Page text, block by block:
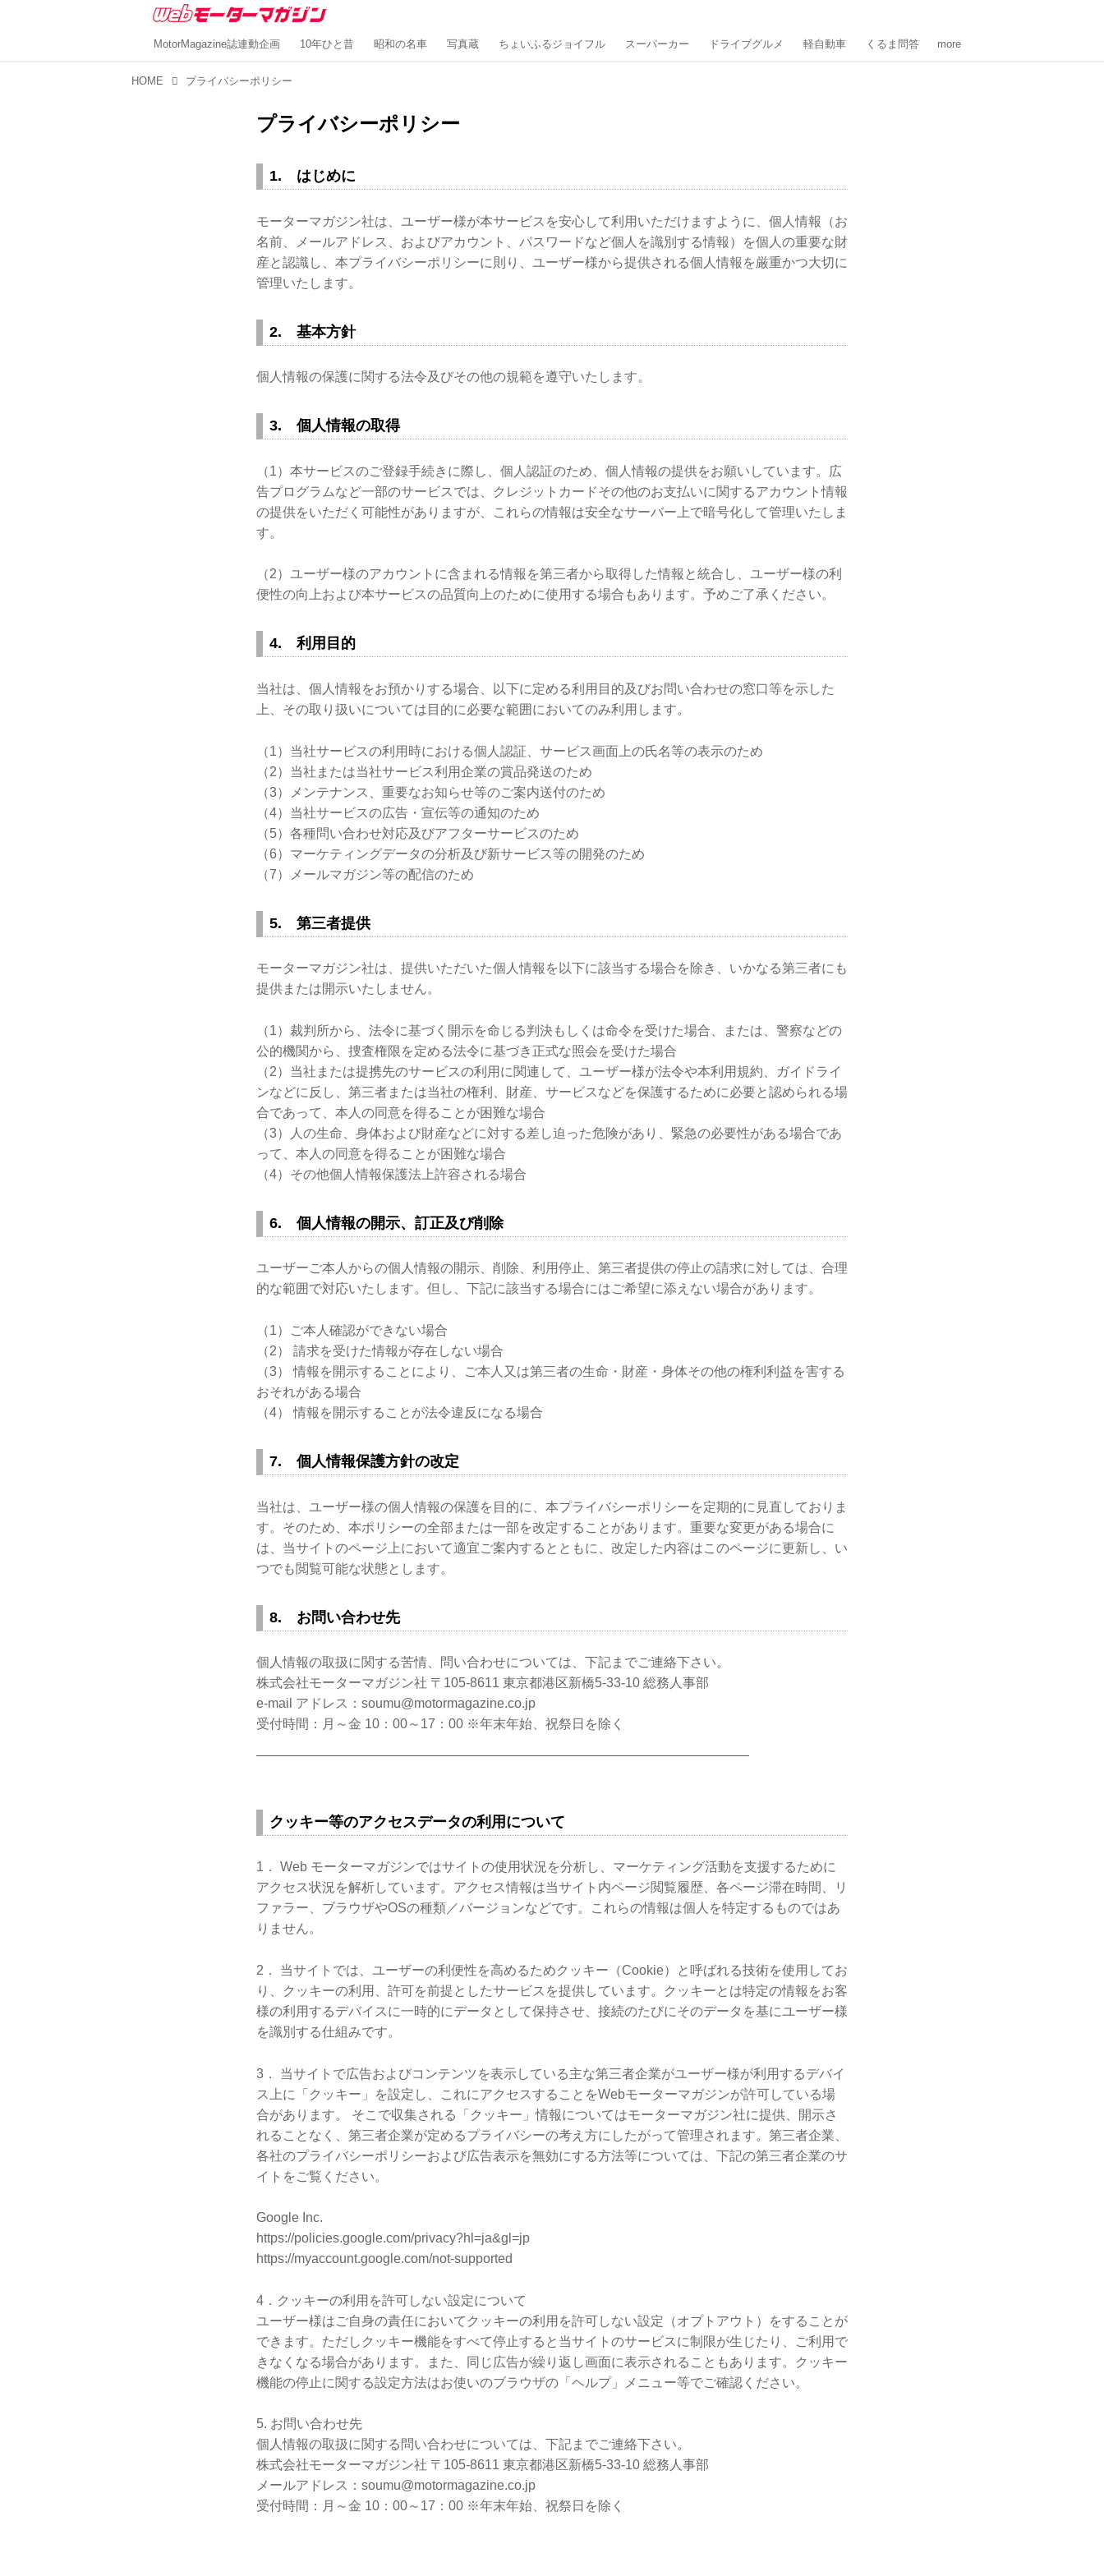
MotorMagazine誌連動企画 10年ひと昔 昭和の名車 写真蔵 ちょいふるジョイフル スーパーカー ドライブグルメ 軽自動車 くるま問答 more
HOME プライバシーポリシー
プライバシーポリシー
1. はじめに
モーターマガジン社は、ユーザー様が本サービスを安心して利用いただけますように、個人情報（お
名前、メールアドレス、およびアカウント、パスワードなど個人を識別する情報）を個人の重要な財
産と認識し、本プライバシーポリシーに則り、ユーザー様から提供される個人情報を厳重かつ大切に
管理いたします。
2. 基本方針
個人情報の保護に関する法令及びその他の規範を遵守いたします。
3. 個人情報の取得
（1）本サービスのご登録手続きに際し、個人認証のため、個人情報の提供をお願いしています。広
告プログラムなど一部のサービスでは、クレジットカードその他のお支払いに関するアカウント情報
の提供をいただく可能性がありますが、これらの情報は安全なサーバー上で暗号化して管理いたしま
す。
（2）ユーザー様のアカウントに含まれる情報を第三者から取得した情報と統合し、ユーザー様の利
便性の向上および本サービスの品質向上のために使用する場合もあります。予めご了承ください。
4. 利用目的
当社は、個人情報をお預かりする場合、以下に定める利用目的及びお問い合わせの窓口等を示した
上、その取り扱いについては目的に必要な範囲においてのみ利用します。
（1）当社サービスの利用時における個人認証、サービス画面上の氏名等の表示のため
（2）当社または当社サービス利用企業の賞品発送のため
（3）メンテナンス、重要なお知らせ等のご案内送付のため
（4）当社サービスの広告・宣伝等の通知のため
（5）各種問い合わせ対応及びアフターサービスのため
（6）マーケティングデータの分析及び新サービス等の開発のため
（7）メールマガジン等の配信のため
5. 第三者提供
モーターマガジン社は、提供いただいた個人情報を以下に該当する場合を除き、いかなる第三者にも
提供または開示いたしません。
（1）裁判所から、法令に基づく開示を命じる判決もしくは命令を受けた場合、または、警察などの
公的機関から、捜査権限を定める法令に基づき正式な照会を受けた場合
（2）当社または提携先のサービスの利用に関連して、ユーザー様が法令や本利用規約、ガイドライ
ンなどに反し、第三者または当社の権利、財産、サービスなどを保護するために必要と認められる場
合であって、本人の同意を得ることが困難な場合
（3）人の生命、身体および財産などに対する差し迫った危険があり、緊急の必要性がある場合であ
って、本人の同意を得ることが困難な場合
（4）その他個人情報保護法上許容される場合
6. 個人情報の開示、訂正及び削除
ユーザーご本人からの個人情報の開示、削除、利用停止、第三者提供の停止の請求に対しては、合理
的な範囲で対応いたします。但し、下記に該当する場合にはご希望に添えない場合があります。
（1）ご本人確認ができない場合
（2） 請求を受けた情報が存在しない場合
（3） 情報を開示することにより、ご本人又は第三者の生命・財産・身体その他の権利利益を害する
おそれがある場合
（4） 情報を開示することが法令違反になる場合
7. 個人情報保護方針の改定
当社は、ユーザー様の個人情報の保護を目的に、本プライバシーポリシーを定期的に見直しておりま
す。そのため、本ポリシーの全部または一部を改定することがあります。重要な変更がある場合に
は、当サイトのページ上において適宜ご案内するとともに、改定した内容はこのページに更新し、い
つでも閲覧可能な状態とします。
8. お問い合わせ先
個人情報の取扱に関する苦情、問い合わせについては、下記までご連絡下さい。
株式会社モーターマガジン社 〒105-8611 東京都港区新橋5-33-10 総務人事部
e-mail アドレス：soumu@motormagazine.co.jp
受付時間：月～金 10：00～17：00 ※年末年始、祝祭日を除く
クッキー等のアクセスデータの利用について
1． Web モーターマガジンではサイトの使用状況を分析し、マーケティング活動を支援するために
アクセス状況を解析しています。アクセス情報は当サイト内ページ閲覧履歴、各ページ滞在時間、リ
ファラー、ブラウザやOSの種類／バージョンなどです。これらの情報は個人を特定するものではあ
りません。
2． 当サイトでは、ユーザーの利便性を高めるためクッキー（Cookie）と呼ばれる技術を使用してお
り、クッキーの利用、許可を前提としたサービスを提供しています。クッキーとは特定の情報をお客
様の利用するデバイスに一時的にデータとして保持させ、接続のたびにそのデータを基にユーザー様
を識別する仕組みです。
3． 当サイトで広告およびコンテンツを表示している主な第三者企業がユーザー様が利用するデバイ
ス上に「クッキー」を設定し、これにアクセスすることをWebモーターマガジンが許可している場
合があります。 そこで収集される「クッキー」情報についてはモーターマガジン社に提供、開示さ
れることなく、第三者企業が定めるプライバシーの考え方にしたがって管理されます。第三者企業、
各社のプライバシーポリシーおよび広告表示を無効にする方法等については、下記の第三者企業のサ
イトをご覧ください。
Google Inc.
https://policies.google.com/privacy?hl=ja&gl=jp
https://myaccount.google.com/not-supported
4．クッキーの利用を許可しない設定について
ユーザー様はご自身の責任においてクッキーの利用を許可しない設定（オプトアウト）をすることが
できます。ただしクッキー機能をすべて停止すると当サイトのサービスに制限が生じたり、ご利用で
きなくなる場合があります。また、同じ広告が繰り返し画面に表示されることもあります。クッキー
機能の停止に関する設定方法はお使いのブラウザの「ヘルプ」メニュー等でご確認ください。
5. お問い合わせ先
個人情報の取扱に関する問い合わせについては、下記までご連絡下さい。
株式会社モーターマガジン社 〒105-8611 東京都港区新橋5-33-10 総務人事部
メールアドレス：soumu@motormagazine.co.jp
受付時間：月～金 10：00～17：00 ※年末年始、祝祭日を除く